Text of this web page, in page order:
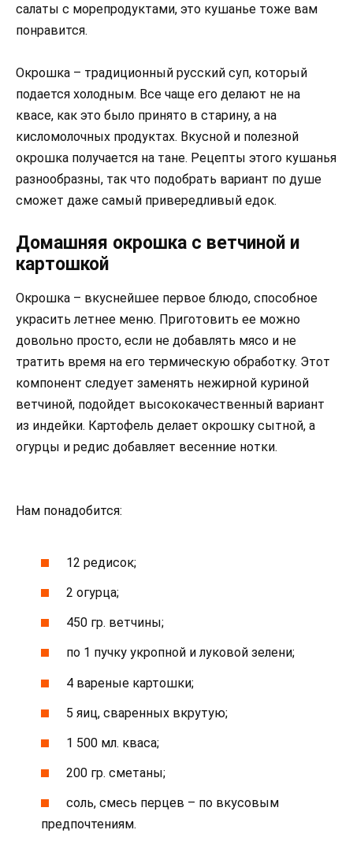
салаты с морепродуктами, это кушанье тоже вам
понравится.
Окрошка – традиционный русский суп, который
подается холодным. Все чаще его делают не на
квасе, как это было принято в старину, а на
кисломолочных продуктах. Вкусной и полезной
окрошка получается на тане. Рецепты этого кушанья
разнообразны, так что подобрать вариант по душе
сможет даже самый привередливый едок.
Домашняя окрошка с ветчиной и
картошкой
Окрошка – вкуснейшее первое блюдо, способное
украсить летнее меню. Приготовить ее можно
довольно просто, если не добавлять мясо и не
тратить время на его термическую обработку. Этот
компонент следует заменять нежирной куриной
ветчиной, подойдет высококачественный вариант
из индейки. Картофель делает окрошку сытной, а
огурцы и редис добавляет весенние нотки.
Нам понадобится:
12 редисок;
2 огурца;
450 гр. ветчины;
по 1 пучку укропной и луковой зелени;
4 вареные картошки;
5 яиц, сваренных вкрутую;
1 500 мл. кваса;
200 гр. сметаны;
соль, смесь перцев – по вкусовым
предпочтениям.